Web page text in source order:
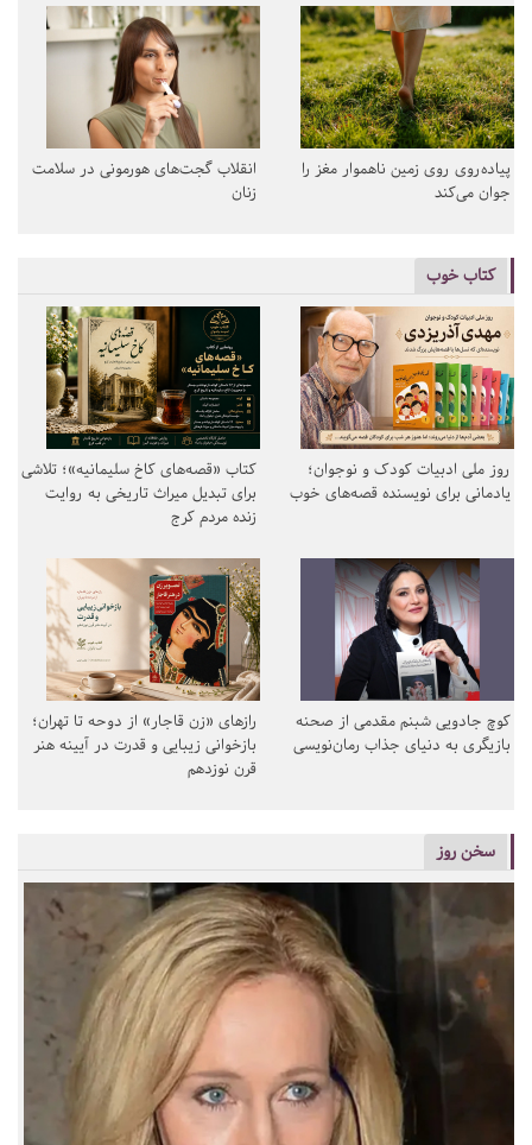
پیاده‌روی روی زمین ناهموار مغز را
جوان می‌کند
انقلاب گجت‌های هورمونی در سلامت
زنان
کتاب خوب
روز ملی ادبیات کودک و نوجوان؛
یادمانی برای نویسنده قصه‌های خوب
کتاب «قصه‌های کاخ سلیمانیه»؛ تلاشی
برای تبدیل میراث تاریخی به روایت
زنده مردم کرج
کوچ جادویی شبنم مقدمی از صحنه
بازیگری به دنیای جذاب رمان‌نویسی
رازهای «زن قاجار» از دوحه تا تهران؛
بازخوانی زیبایی و قدرت در آیینه هنر
قرن نوزدهم
سخن روز